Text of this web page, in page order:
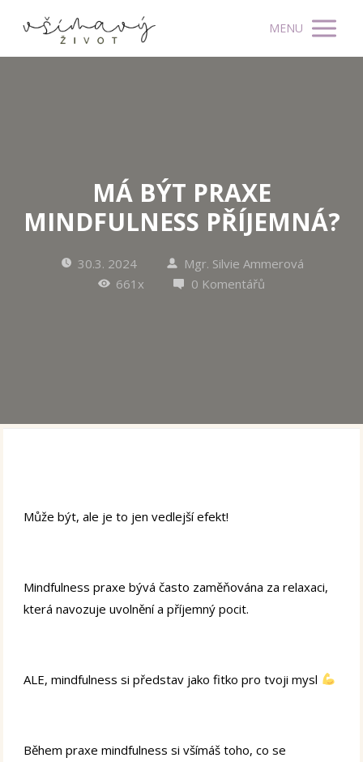
MENU
MÁ BÝT PRAXE
MINDFULNESS PŘÍJEMNÁ?
30.3. 2024
Mgr. Silvie Ammerová
661x
0 Komentářů
Může být, ale je to jen vedlejší efekt!
Mindfulness praxe bývá často zaměňována za relaxaci,
která navozuje uvolnění a příjemný pocit.
ALE, mindfulness si představ jako fitko pro tvoji mysl
Během praxe mindfulness si všímáš toho, co se